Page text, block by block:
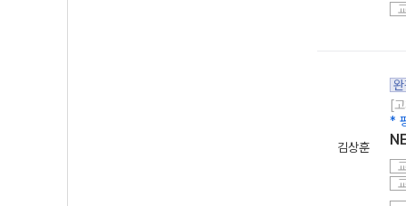
김상훈
[
*